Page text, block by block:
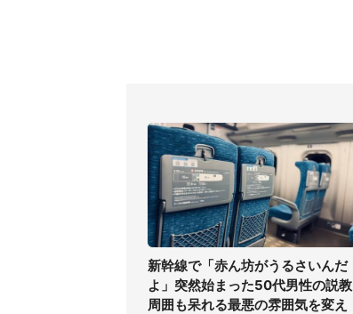
新幹線で「赤ん坊がうるさいんだ
よ」突然始まった50代男性の説教
周囲も呆れる最悪の雰囲気を変え